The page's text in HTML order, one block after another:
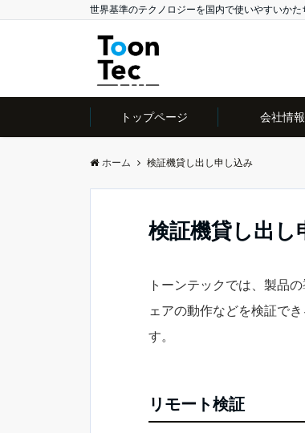
世界基準のテクノロジーを国内で使いやすいか
トップページ 会社情報
ホーム 検証機貸し出し申し込み
検証機貸し出し
トーンテックでは、製品
ェアの動作などを検証で
す。
リモート検証